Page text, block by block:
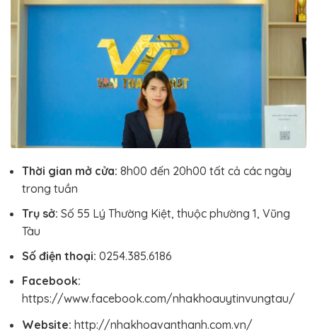
Thời gian mở cửa: 8h00 đến 20h00 tất cả các ngày
trong tuần
Trụ sở: Số 55 Lý Thường Kiệt, thuộc phường 1, Vũng
Tàu
Số điện thoại: 0254.385.6186
Facebook:
https://www.facebook.com/nhakhoauytinvungtau/
Website: http://nhakhoavanthanh.com.vn/